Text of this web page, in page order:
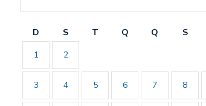
D S T Q Q S
1
2
3 4 5 6 7 8